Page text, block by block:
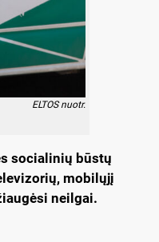
ELTOS nuotr.
socialinių būstų
mobilųjį
neilgai.